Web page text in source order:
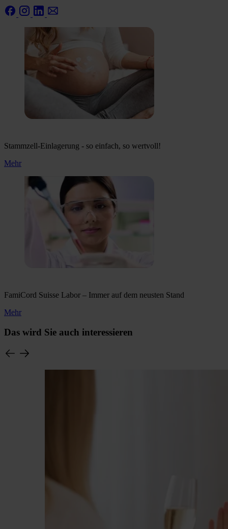
Stammzell-Einlagerung - so einfach, so wertvoll!
Mehr
FamiCord Suisse Labor – Immer auf dem neusten Stand
Mehr
Das wird Sie auch interessieren